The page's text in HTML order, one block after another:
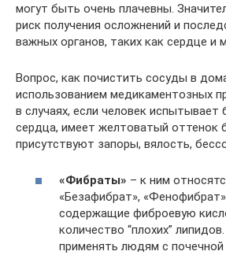
могут быть очень плачевны.
риск получения осложнений и
важных органов, таких как сердце и
Вопрос, как почистить сосуды в
использованием медикаментозных
в случаях, если человек испытывает
сердца, имеет желтоватый оттенок
присутствуют запоры, вялость,
«Фибраты» – к ним
«Безафибрат»,
содержащие фиброевую
количество “плохих”
применять людям с